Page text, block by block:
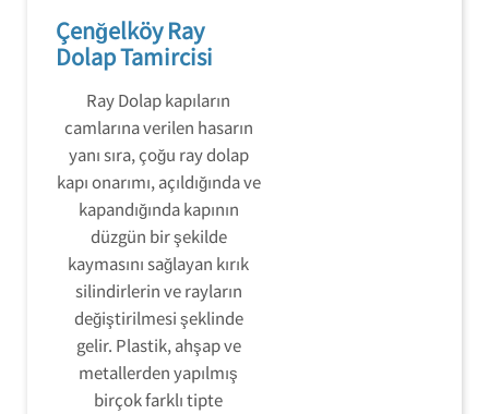
Çenğelköy Ray
Dolap Tamircisi
Ray Dolap kapıların
camlarına verilen hasarın
yanı sıra, çoğu ray dolap
kapı onarımı, açıldığında ve
kapandığında kapının
düzgün bir şekilde
kaymasını sağlayan kırık
silindirlerin ve rayların
değiştirilmesi şeklinde
gelir. Plastik, ahşap ve
metallerden yapılmış
birçok farklı tipte